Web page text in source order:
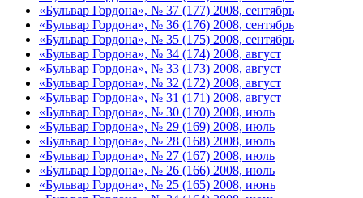
«Бульвар Гордона», № 37 (177) 2008, сентябрь
«Бульвар Гордона», № 36 (176) 2008, сентябрь
«Бульвар Гордона», № 35 (175) 2008, сентябрь
«Бульвар Гордона», № 34 (174) 2008, август
«Бульвар Гордона», № 33 (173) 2008, август
«Бульвар Гордона», № 32 (172) 2008, август
«Бульвар Гордона», № 31 (171) 2008, август
«Бульвар Гордона», № 30 (170) 2008, июль
«Бульвар Гордона», № 29 (169) 2008, июль
«Бульвар Гордона», № 28 (168) 2008, июль
«Бульвар Гордона», № 27 (167) 2008, июль
«Бульвар Гордона», № 26 (166) 2008, июль
«Бульвар Гордона», № 25 (165) 2008, июнь